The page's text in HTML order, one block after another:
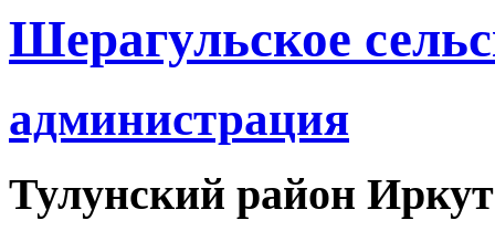
Шерагульское
администрация
Тулунский район